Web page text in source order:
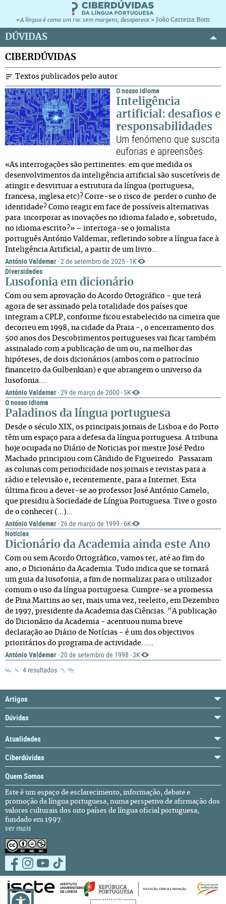
«A língua é como um rio: sem margens, desaparece.» João Carreira Bom
DÚVIDAS
CIBERDÚVIDAS
Textos publicados pelo autor
O nosso idioma
Inteligência
artificial: desafios e
responsabilidades
Um fenómeno que suscita
euforias e apreensões
«As interrogações são pertinentes: em que medida os
desenvolvimentos da inteligência artificial são suscetíveis de
atingir e desvirtuar a estrutura da língua (portuguesa,
francesa, inglesa etc)? Corre-se o risco de perder o cunho de
identidade? Como reagir em face de possíveis alternativas
para incorporar as inovações no idioma falado e, sobretudo,
no idioma escrito?» – interroga-se o jornalista
português António Valdemar, refletindo sobre a língua face à
Inteligência Artificial, a partir de um livro...
António Valdemar · 2 de setembro de 2025 · 1K
Diversidades
Lusofonia em dicionário
Com ou sem aprovação do Acordo Ortográfico - que terá
agora de ser assinado pela totalidade dos países que
integram a CPLP, conforme ficou estabelecido na cimeira que
decorreu em 1998, na cidade da Praia -, o encerramento dos
500 anos dos Descobrimentos portugueses vai ficar também
assinalado com a publicação de um ou, na melhor das
hipóteses, de dois dicionários (ambos com o patrocínio
financeiro da Gulbenkian) e que abrangem o universo da
lusofonia....
António Valdemar · 29 de março de 2000 · 5K
O nosso idioma
Paladinos da língua portuguesa
Desde o século XIX, os principais jornais de Lisboa e do Porto
têm um espaço para a defesa da língua portuguesa. A tribuna
hoje ocupada no Diário de Noticias por mestre José Pedro
Machado principiou com Cândido de Figueiredo. Passaram
as colunas com periodicidade nos jornais e revistas para a
rádio e televisão e, recentemente, para a Internet. Esta
última ficou a dever-se ao professor José António Camelo,
que presidiu à Sociedade de Língua Portuguesa. Tive o gosto
de o conhecer (...)...
António Valdemar · 26 de março de 1999 · 6K
Notícias
Dicionário da Academia ainda este Ano
Com ou sem Acordo Ortográfico, vamos ter, até ao fim do
ano, o Dicionário da Academia. Tudo indica que se tornará
um guia da lusofonia, a fim de normalizar para o utilizador
comum o uso da língua portuguesa. Cumpre-se a promessa
de Pina Martins ao ser, mais uma vez, reeleito, em Dezembro
de 1997, presidente da Academia das Ciências. "A publicação
do Dicionário da Academia - acentuou numa breve
declaração ao Diário de Notícias - é um dos objectivos
prioritários do programa de actividade......
António Valdemar · 20 de setembro de 1998 · 3K
4 resultados
Artigos
Dúvidas
Atualidades
Ciberdúvidas
Quem Somos
Este é um espaço de esclarecimento, informação, debate e
promoção da língua portuguesa, numa perspetiva de afirmação dos
valores culturais dos oito países de língua oficial portuguesa,
fundado em 1997.
ver mais